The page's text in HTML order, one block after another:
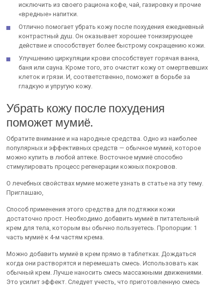
исключить из своего рациона кофе, чай, газировку и прочие
«вредные» напитки.
Отлично помогает убрать кожу после похудения ежедневный
контрастный душ. Он оказывает хорошее тонизирующее
действие и способствует более быстрому сокращению кожи.
Улучшению циркуляции крови способствует горячая ванна,
баня или сауна. Кроме того, это очистит кожу от омертвевших
клеток и грязи. И, соответственно, поможет в борьбе за
гладкую и упругую кожу.
Убрать кожу после похудения
поможет мумиё.
Обратите внимание и на народные средства. Одно из наиболее
популярных и эффективных средств — обычное мумиё, которое
можно купить в любой аптеке. Восточное мумиё способно
стимулировать процесс регенерации кожных покровов.
О лечебных свойствах мумие можете узнать в статье на эту тему.
Приглашаю,
Способ применения этого средства для подтяжки кожи
достаточно прост. Необходимо добавить мумиё в питательный
крем для тела, которым вы обычно пользуетесь. Пропорции: 1
часть мумиё к 4-м частям крема.
Можно добавить мумиё в крем прямо в таблетках. Дождаться
когда они растворятся и перемешать смесь. Использовать как
обычный крем. Лучше наносить смесь массажными движениями.
Это усилит эффект. Следует учесть, что приготовленную смесь